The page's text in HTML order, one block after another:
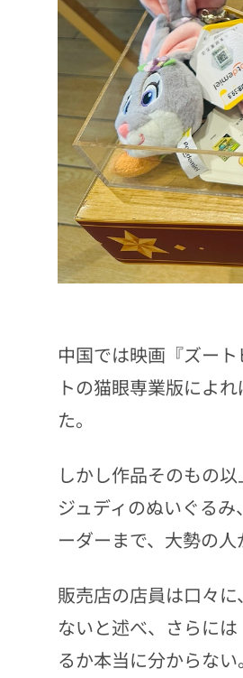
中国では映画『ズー
トの猫眼専業版によ
た。
しかし作品そのもの
ジュディのぬいぐる
ーダーまで、大勢の人
販売店の店員は口々
ないと述べ、さらに
るか本当に分からな